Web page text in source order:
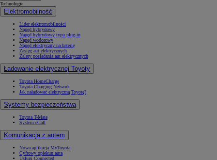
Technologie
Elektromobilność
Lider elektromobilności
Napęd hybrydowy
Napęd hybrydowy typu plug-in
Napęd wodorowy
Napęd elektryczny na baterię
Zasięg aut elektrycznych
Zalety posiadania aut elektrycznych
Ładowanie elektrycznej Toyoty
Toyota HomeCharge
Toyota Charging Network
Jak naładować elektryczną Toyotę?
Systemy bezpieczeństwa
Toyota T-Mate
System eCall
Komunikacja z autem
Nowa aplikacja MyToyota
Cyfrowy opiekun auta
Usługi Connected